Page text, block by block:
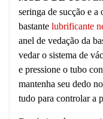
seringa de sucção e
bastante lubrificante
anel de vedação da
vedar o sistema de
e pressione o tubo
mantenha seu dedo
tudo para controlar a